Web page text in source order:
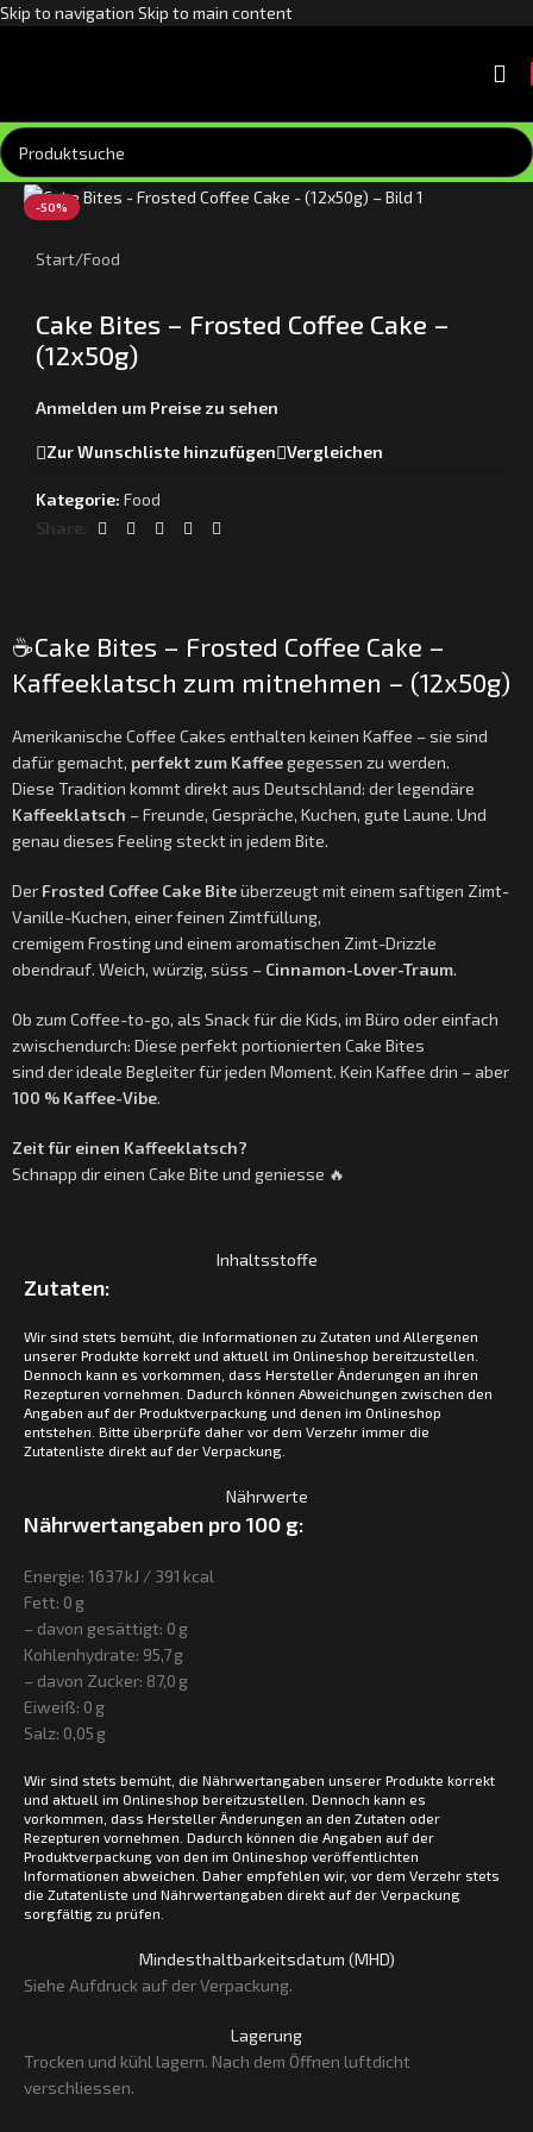
Skip to navigation Skip to main content
-50%
Klick zum Vergrößern
Start/Food
Cake Bites – Frosted Coffee Cake –
(12x50g)
Anmelden um Preise zu sehen
Zur Wunschliste hinzufügen Vergleichen
Kategorie: Food
Share:
☕Cake Bites – Frosted Coffee Cake –
Kaffeeklatsch zum mitnehmen – (12x50g)
Amerikanische Coffee Cakes enthalten keinen Kaffee – sie sind
dafür gemacht, perfekt zum Kaffeegegessen zu werden.
Diese Tradition kommt direkt aus Deutschland: der legendäre
Kaffeeklatsch – Freunde, Gespräche, Kuchen, gute Laune. Und
genau dieses Feeling steckt in jedem Bite.
Der Frosted Coffee Cake Biteüberzeugt mit einem saftigen Zimt-
Vanille-Kuchen, einer feinen Zimtfüllung,
cremigem Frosting und einem aromatischen Zimt-Drizzle
obendrauf. Weich, würzig, süss – Cinnamon-Lover-Traum.
Ob zum Coffee-to-go, als Snack für die Kids, im Büro oder einfach
zwischendurch: Diese perfekt portionierten Cake Bites
sind der ideale Begleiter für jeden Moment. Kein Kaffee drin – aber
100 % Kaffee-Vibe.
Zeit für einen Kaffeeklatsch?
Schnapp dir einen Cake Bite und geniesse 🔥
Inhaltsstoffe
Zutaten:
Wir sind stets bemüht, die Informationen zu Zutaten und Allergenen
unserer Produkte korrekt und aktuell im Onlineshop bereitzustellen.
Dennoch kann es vorkommen, dass Hersteller Änderungen an ihren
Rezepturen vornehmen. Dadurch können Abweichungen zwischen den
Angaben auf der Produktverpackung und denen im Onlineshop
entstehen. Bitte überprüfe daher vor dem Verzehr immer die
Zutatenliste direkt auf der Verpackung.
Nährwerte
Nährwertangaben pro 100 g:
Energie: 1637 kJ / 391 kcal
Fett: 0 g
– davon gesättigt: 0 g
Kohlenhydrate: 95,7 g
– davon Zucker: 87,0 g
Eiweiß: 0 g
Salz: 0,05 g
Wir sind stets bemüht, die Nährwertangaben unserer Produkte korrekt
und aktuell im Onlineshop bereitzustellen. Dennoch kann es
vorkommen, dass Hersteller Änderungen an den Zutaten oder
Rezepturen vornehmen. Dadurch können die Angaben auf der
Produktverpackung von den im Onlineshop veröffentlichten
Informationen abweichen. Daher empfehlen wir, vor dem Verzehr stets
die Zutatenliste und Nährwertangaben direkt auf der Verpackung
sorgfältig zu prüfen.
Mindesthaltbarkeitsdatum (MHD)
Siehe Aufdruck auf der Verpackung.
Lagerung
Trocken und kühl lagern. Nach dem Öffnen luftdicht
verschliessen.